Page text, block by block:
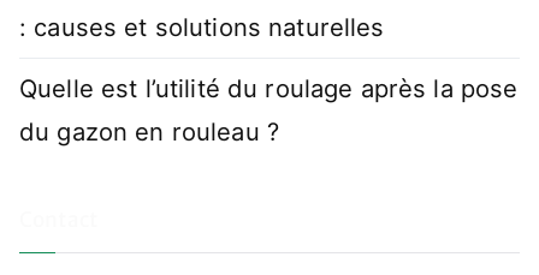
: causes et solutions naturelles
Quelle est l’utilité du roulage après la pose
du gazon en rouleau ?